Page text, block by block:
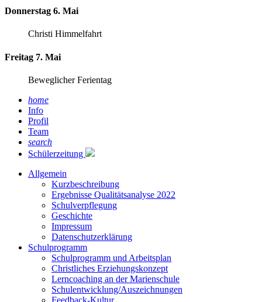
Donnerstag 6. Mai
Christi Himmelfahrt
Freitag 7. Mai
Beweglicher Ferientag
home
Info
Profil
Team
search
Schülerzeitung
Allgemein
Kurzbeschreibung
Ergebnisse Qualitätsanalyse 2022
Schulverpflegung
Geschichte
Impressum
Datenschutzerklärung
Schulprogramm
Schulprogramm und Arbeitsplan
Christliches Erziehungskonzept
Lerncoaching an der Marienschule
Schulentwicklung/Auszeichnungen
Feedback-Kultur